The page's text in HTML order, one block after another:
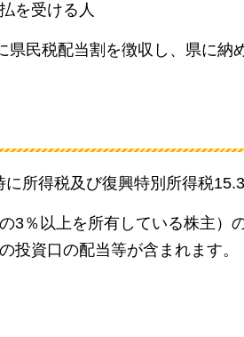
を受ける人
民税配当割を徴収し、県に納
所得税及び復興特別所得税
3％以上を所有している株主）
投資口の配当等が含まれます。